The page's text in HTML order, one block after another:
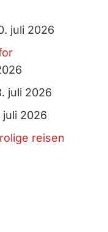
juli 2026
juli 2026
juli 2026
reisen